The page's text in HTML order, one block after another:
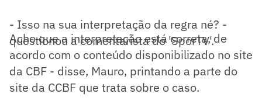
- Isso na sua interpretação da regra né? -
questionou a comentarista do 'SporTV'.
Acho que a interpretação está correta, de
acordo com o conteúdo disponibilizado no site
da CBF - disse, Mauro, printando a parte do
site da CCBF que trata sobre o caso.